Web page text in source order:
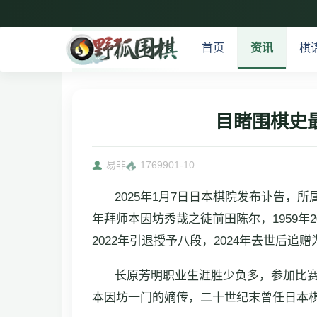
首页 资讯 棋
目睹围棋史
易非 1769901-10
2025年1月7日日本棋院发布讣告，所
年拜师本因坊秀哉之徒前田陈尔，1959年
2022年引退授予八段，2024年去世后追赠
长原芳明职业生涯胜少负多，参加比
本因坊一门的嫡传，二十世纪末曾任日本